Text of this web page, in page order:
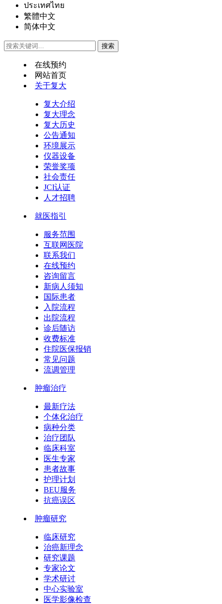
ประเทศไทย
繁體中文
简体中文
在线预约
网站首页
关于复大
复大介绍
复大理念
复大历史
公告通知
环境展示
仪器设备
荣誉奖项
社会责任
JCI认证
人才招聘
就医指引
服务范围
互联网医院
联系我们
在线预约
咨询留言
新病人须知
国际患者
入院流程
出院流程
诊后随访
收费标准
住院医保报销
常见问题
流调管理
肿瘤治疗
最新疗法
个体化治疗
病种分类
治疗团队
临床科室
医生专家
患者故事
护理计划
BEU服务
抗癌误区
肿瘤研究
临床研究
治癌新理念
研究课题
专家论文
学术研讨
中心实验室
医学影像检查